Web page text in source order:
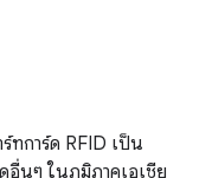
ทการ์ด RFID เป็น
นๆ ในภูมิภาคเอเชีย